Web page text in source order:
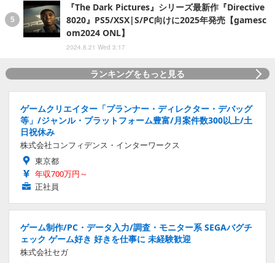
『The Dark Pictures』シリーズ最新作『Directive
8020』PS5/XSX|S/PC向けに2025年発売【gamesc
om2024 ONL】
2024.8.21 Wed 3:17
ランキングをもっと見る
ゲームクリエイター「プランナー・ディレクター・デバッグ
等」/ジャンル・プラットフォーム豊富/月案件数300以上/土
日祝休み
株式会社コンフィデンス・インターワークス
東京都
年収700万円～
正社員
ゲーム制作/PC・データ入力/調査・モニター系 SEGAバグチ
ェック ゲーム好き 好きを仕事に 未経験歓迎
株式会社セガ